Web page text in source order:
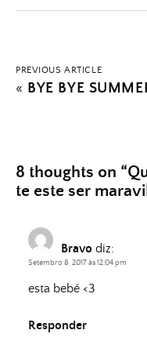
PREVIOUS ARTICLE
« BYE BYE
8 thoughts on “
te este ser
Bravo diz:
Setembro 8, 2017 às 12:04 pm
esta bebé <3
Responder